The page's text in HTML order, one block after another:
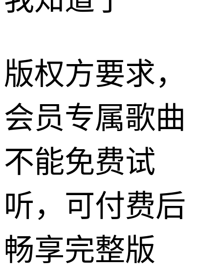
版权方要求，
会员专属歌曲
不能免费试
听，可付费后
畅享完整版